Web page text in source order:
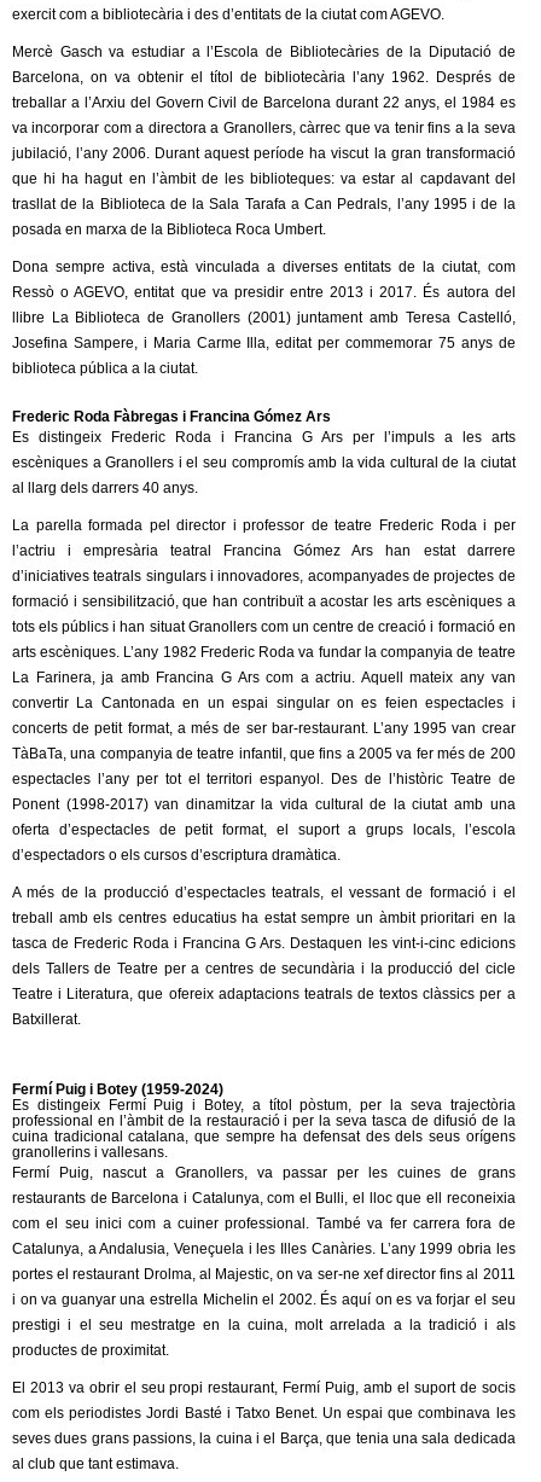
sexercit com a bibliotecària i des d’entitats de la ciutat com AGEVO.
Mercè Gasch va estudiar a l’Escola de Bibliotecàries de la Diputació de
Barcelona, on va obtenir el títol de bibliotecària l’any 1962. Després de
treballar a l’Arxiu del Govern Civil de Barcelona durant 22 anys, el 1984 es
va incorporar com a directora a Granollers, càrrec que va tenir fins a la seva
jubilació, l’any 2006. Durant aquest període ha viscut la gran transformació
que hi ha hagut en l’àmbit de les biblioteques: va estar al capdavant del
trasllat de la Biblioteca de la Sala Tarafa a Can Pedrals, l’any 1995 i de la
posada en marxa de la Biblioteca Roca Umbert.
Dona sempre activa, està vinculada a diverses entitats de la ciutat, com
Ressò o AGEVO, entitat que va presidir entre 2013 i 2017. És autora del
llibre La Biblioteca de Granollers (2001) juntament amb Teresa Castelló,
Josefina Sampere, i Maria Carme Illa, editat per commemorar 75 anys de
biblioteca pública a la ciutat.
Frederic Roda Fàbregas i Francina Gómez Ars
Es distingeix Frederic Roda i Francina G Ars per l’impuls a les arts
escèniques a Granollers i el seu compromís amb la vida cultural de la ciutat
al llarg dels darrers 40 anys.
La parella formada pel director i professor de teatre Frederic Roda i per
l’actriu i empresària teatral Francina Gómez Ars han estat darrere
d’iniciatives teatrals singulars i innovadores, acompanyades de projectes de
formació i sensibilització, que han contribuït a acostar les arts escèniques a
tots els públics i han situat Granollers com un centre de creació i formació en
arts escèniques. L’any 1982 Frederic Roda va fundar la companyia de teatre
La Farinera, ja amb Francina G Ars com a actriu. Aquell mateix any van
convertir La Cantonada en un espai singular on es feien espectacles i
concerts de petit format, a més de ser bar-restaurant. L’any 1995 van crear
TàBaTa, una companyia de teatre infantil, que fins a 2005 va fer més de 200
espectacles l’any per tot el territori espanyol. Des de l’històric Teatre de
Ponent (1998-2017) van dinamitzar la vida cultural de la ciutat amb una
oferta d’espectacles de petit format, el suport a grups locals, l’escola
d’espectadors o els cursos d’escriptura dramàtica.
A més de la producció d’espectacles teatrals, el vessant de formació i el
treball amb els centres educatius ha estat sempre un àmbit prioritari en la
tasca de Frederic Roda i Francina G Ars. Destaquen les vint-i-cinc edicions
dels Tallers de Teatre per a centres de secundària i la producció del cicle
Teatre i Literatura, que ofereix adaptacions teatrals de textos clàssics per a
Batxillerat.
Fermí Puig i Botey (1959-2024)
Es distingeix Fermí Puig i Botey, a títol pòstum, per la seva trajectòria
professional en l’àmbit de la restauració i per la seva tasca de difusió de la
cuina tradicional catalana, que sempre ha defensat des dels seus orígens
granollerins i vallesans.
Fermí Puig, nascut a Granollers, va passar per les cuines de grans
restaurants de Barcelona i Catalunya, com el Bulli, el lloc que ell reconeixia
com el seu inici com a cuiner professional. També va fer carrera fora de
Catalunya, a Andalusia, Veneçuela i les Illes Canàries. L’any 1999 obria les
portes el restaurant Drolma, al Majestic, on va ser-ne xef director fins al 2011
i on va guanyar una estrella Michelin el 2002. És aquí on es va forjar el seu
prestigi i el seu mestratge en la cuina, molt arrelada a la tradició i als
productes de proximitat.
El 2013 va obrir el seu propi restaurant, Fermí Puig, amb el suport de socis
com els periodistes Jordi Basté i Tatxo Benet. Un espai que combinava les
seves dues grans passions, la cuina i el Barça, que tenia una sala dedicada
al club que tant estimava.